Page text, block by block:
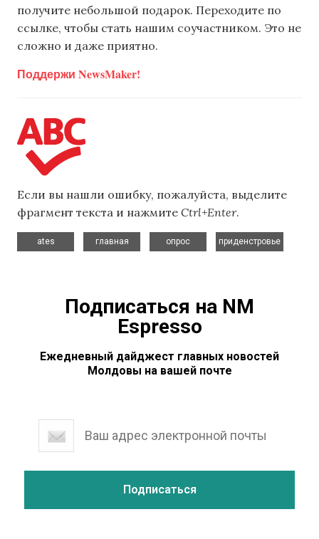
получите небольшой подарок. Переходите по
ссылке, чтобы стать нашим соучастником. Это не
сложно и даже приятно.
Поддержи NewsMaker!
Если вы нашли ошибку, пожалуйста, выделите
фрагмент текста и нажмите Ctrl+Enter.
ates
главная
опрос
приденстровье
Подписаться на NM
Espresso
Ежедневный дайджест главных новостей
Молдовы на вашей почте